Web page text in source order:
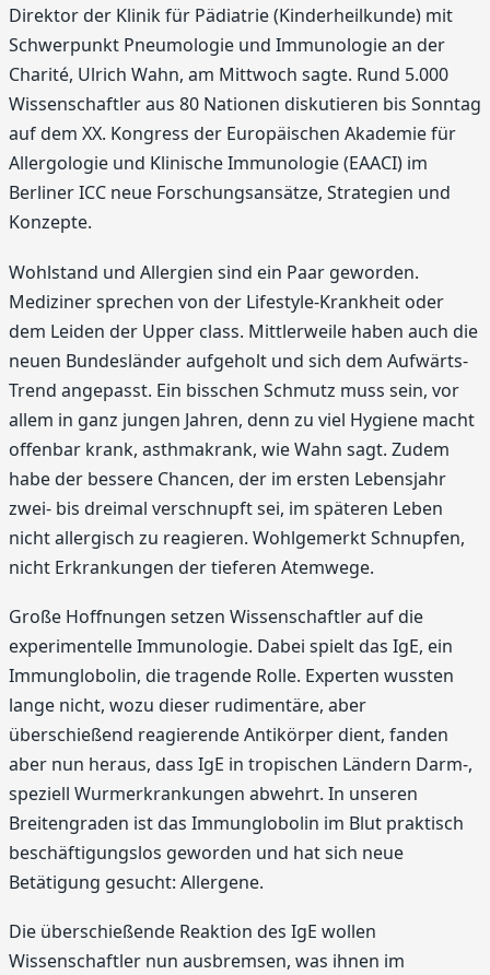
Direktor der Klinik für Pädiatrie (Kinderheilkunde) mit
Schwerpunkt Pneumologie und Immunologie an der
Charité, Ulrich Wahn, am Mittwoch sagte. Rund 5.000
Wissenschaftler aus 80 Nationen diskutieren bis Sonntag
auf dem XX. Kongress der Europäischen Akademie für
Allergologie und Klinische Immunologie (EAACI) im
Berliner ICC neue Forschungsansätze, Strategien und
Konzepte.
Wohlstand und Allergien sind ein Paar geworden.
Mediziner sprechen von der Lifestyle-Krankheit oder
dem Leiden der Upper class. Mittlerweile haben auch die
neuen Bundesländer aufgeholt und sich dem Aufwärts-
Trend angepasst. Ein bisschen Schmutz muss sein, vor
allem in ganz jungen Jahren, denn zu viel Hygiene macht
offenbar krank, asthmakrank, wie Wahn sagt. Zudem
habe der bessere Chancen, der im ersten Lebensjahr
zwei- bis dreimal verschnupft sei, im späteren Leben
nicht allergisch zu reagieren. Wohlgemerkt Schnupfen,
nicht Erkrankungen der tieferen Atemwege.
Große Hoffnungen setzen Wissenschaftler auf die
experimentelle Immunologie. Dabei spielt das IgE, ein
Immunglobolin, die tragende Rolle. Experten wussten
lange nicht, wozu dieser rudimentäre, aber
überschießend reagierende Antikörper dient, fanden
aber nun heraus, dass IgE in tropischen Ländern Darm-,
speziell Wurmerkrankungen abwehrt. In unseren
Breitengraden ist das Immunglobolin im Blut praktisch
beschäftigungslos geworden und hat sich neue
Betätigung gesucht: Allergene.
Die überschießende Reaktion des IgE wollen
Wissenschaftler nun ausbremsen, was ihnen im